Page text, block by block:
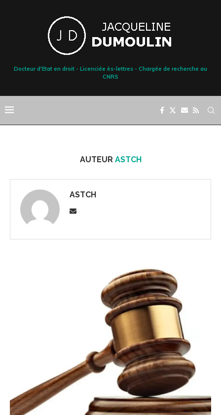
Docteur d'Etat en droit - Licenciée ès-lettres - Chargée de recherche au
CNRS
AUTEUR ASTCH
ASTCH